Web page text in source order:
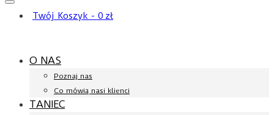
Twój Koszyk - 0 zł
O NAS
Poznaj nas
Co mówią nasi klienci
TANIEC